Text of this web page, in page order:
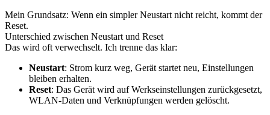
Mein Grundsatz: Wenn ein simpler Neustart nicht reicht, kommt der
Reset.
Unterschied zwischen Neustart und Reset
Das wird oft verwechselt. Ich trenne das klar:
Neustart: Strom kurz weg, Gerät startet neu, Einstellungen
bleiben erhalten.
Reset: Das Gerät wird auf Werkseinstellungen zurückgesetzt,
WLAN-Daten und Verknüpfungen werden gelöscht.